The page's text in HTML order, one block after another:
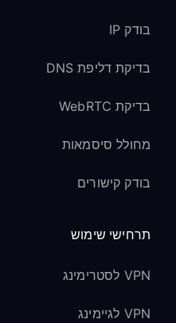
בודק IP
בדיקת דליפת DNS
בדיקת WebRTC
מחולל סיסמאות
בודק קישורים
תרחישי שימוש
VPN לסטרימינג
VPN לגיימינג